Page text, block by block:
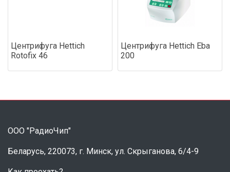
Центрифуга Hettich
Rotofix 46
Центрифуга Hettich Eba
200
ООО "РадиоЧип"
Беларусь, 220073, г. Минск, ул. Скрыганова, 6/4-9